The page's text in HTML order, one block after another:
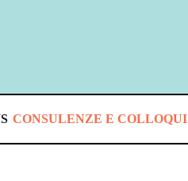
CONSULENZE E COLLOQUI